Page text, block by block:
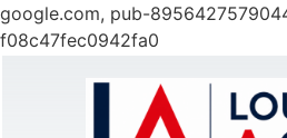
google.com, pub-
f08c47fec0942fa0